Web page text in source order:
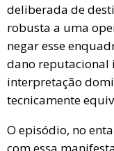
deliberada de
robusta a uma
negar esse
dano reputacional
interpretação
tecnicamente
O episódio, no
com essa